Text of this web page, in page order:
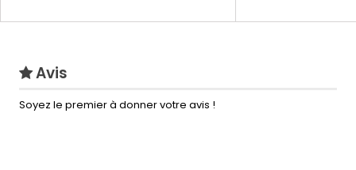
Avis
Soyez le premier à donner votre avis !